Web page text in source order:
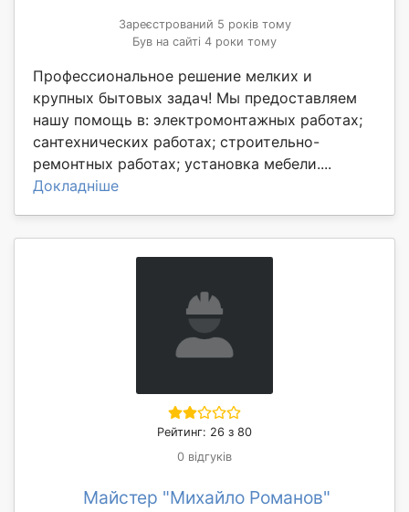
Зареєстрований 5 років тому
Був на сайті 4 роки тому
Профессиональное решение мелких и
крупных бытовых задач! Мы предоставляем
нашу помощь в: электромонтажных работах;
сантехнических работах; строительно-
ремонтных работах; установка мебели....
Докладніше
Рейтинг: 26 з 80
0 відгуків
Майстер "Михайло Романов"